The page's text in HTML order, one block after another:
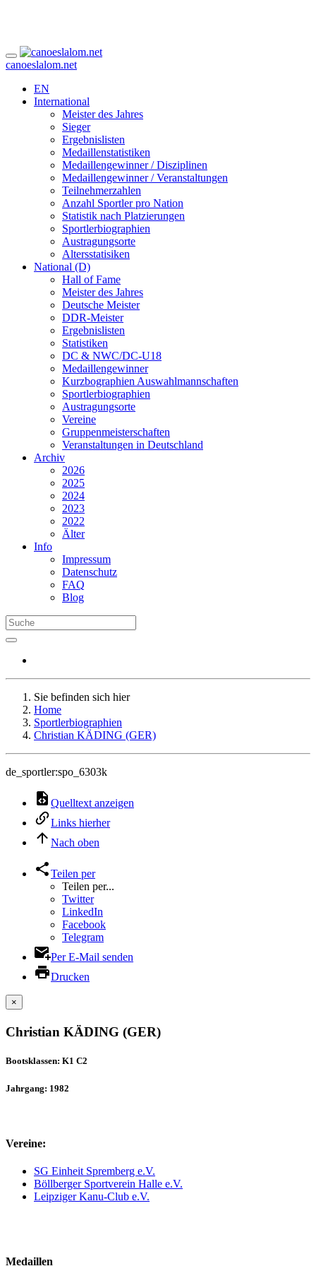
canoeslalom.net
EN
International
Meister des Jahres
Sieger
Ergebnislisten
Medaillenstatistiken
Medaillengewinner / Disziplinen
Medaillengewinner / Veranstaltungen
Teilnehmerzahlen
Anzahl Sportler pro Nation
Statistik nach Platzierungen
Sportlerbiographien
Austragungsorte
Altersstatisiken
National (D)
Hall of Fame
Meister des Jahres
Deutsche Meister
DDR-Meister
Ergebnislisten
Statistiken
DC & NWC/DC-U18
Medaillengewinner
Kurzbographien Auswahlmannschaften
Sportlerbiographien
Austragungsorte
Vereine
Gruppenmeisterschaften
Veranstaltungen in Deutschland
Archiv
2026
2025
2024
2023
2022
Älter
Info
Impressum
Datenschutz
FAQ
Blog
Sie befinden sich hier
Home
Sportlerbiographien
Christian KÄDING (GER)
de_sportler:spo_6303k
Quelltext anzeigen
Links hierher
Nach oben
Teilen per
Teilen per...
Twitter
LinkedIn
Facebook
Telegram
Per E-Mail senden
Drucken
×
Christian KÄDING (GER)
Bootsklassen: K1 C2
Jahrgang: 1982
Vereine:
SG Einheit Spremberg e.V.
Böllberger Sportverein Halle e.V.
Leipziger Kanu-Club e.V.
Medaillen